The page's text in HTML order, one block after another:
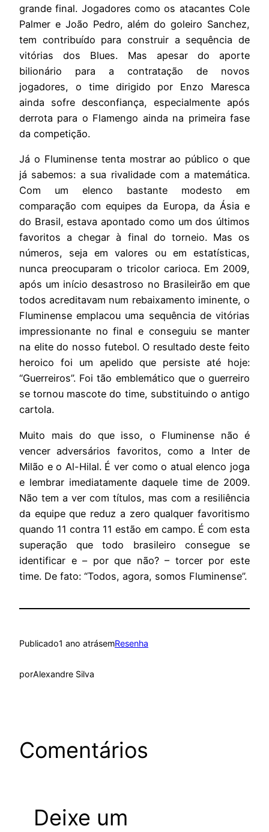
grande final. Jogadores como os atacantes Cole
Palmer e João Pedro, além do goleiro Sanchez,
tem contribuído para construir a sequência de
vitórias dos Blues. Mas apesar do aporte
bilionário para a contratação de novos
jogadores, o time dirigido por Enzo Maresca
ainda sofre desconfiança, especialmente após
derrota para o Flamengo ainda na primeira fase
da competição.
Já o Fluminense tenta mostrar ao público o que
já sabemos: a sua rivalidade com a matemática.
Com um elenco bastante modesto em
comparação com equipes da Europa, da Ásia e
do Brasil, estava apontado como um dos últimos
favoritos a chegar à final do torneio. Mas os
números, seja em valores ou em estatísticas,
nunca preocuparam o tricolor carioca. Em 2009,
após um início desastroso no Brasileirão em que
todos acreditavam num rebaixamento iminente, o
Fluminense emplacou uma sequência de vitórias
impressionante no final e conseguiu se manter
na elite do nosso futebol. O resultado deste feito
heroico foi um apelido que persiste até hoje:
“Guerreiros”. Foi tão emblemático que o guerreiro
se tornou mascote do time, substituindo o antigo
cartola.
Muito mais do que isso, o Fluminense não é
vencer adversários favoritos, como a Inter de
Milão e o Al-Hilal. É ver como o atual elenco joga
e lembrar imediatamente daquele time de 2009.
Não tem a ver com títulos, mas com a resiliência
da equipe que reduz a zero qualquer favoritismo
quando 11 contra 11 estão em campo. É com esta
superação que todo brasileiro consegue se
identificar e – por que não? – torcer por este
time. De fato: “Todos, agora, somos Fluminense”.
Publicado1 ano atrásemResenha
porAlexandre Silva
Comentários
Deixe um